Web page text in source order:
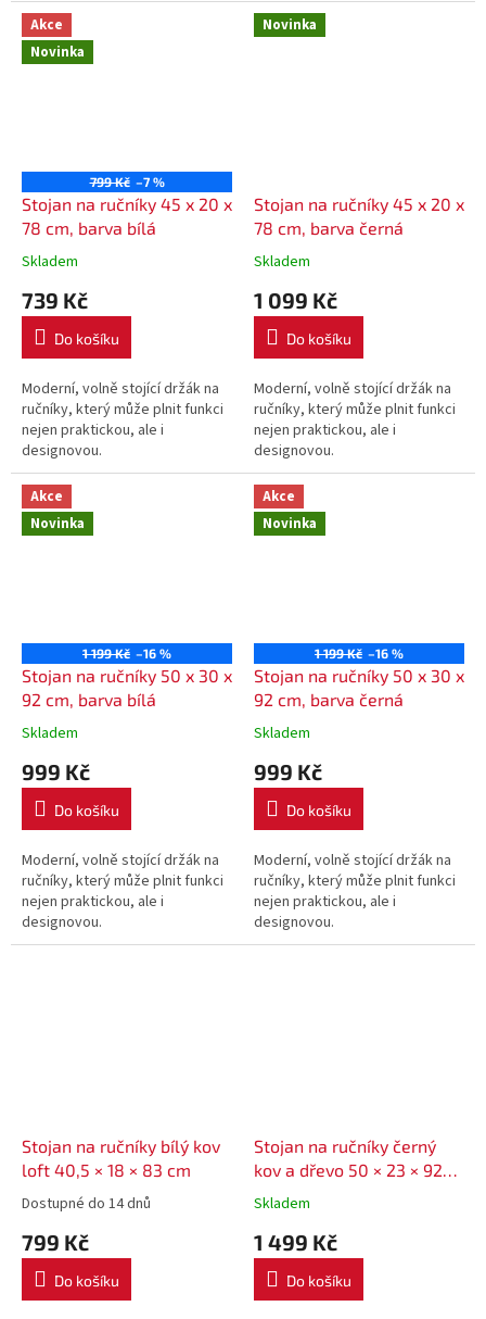
držák WC papíru s poličkou,...
Akce
Novinka
799 Kč –7 %
Stojan na ručníky 45 x 20 x
78 cm, barva bílá
Skladem
739 Kč
Do košíku
Moderní, volně stojící držák na
ručníky, který může plnit funkci
nejen praktickou, ale i
designovou.
Novinka
Stojan na ručníky 45 x 20 x
78 cm, barva černá
Skladem
1 099 Kč
Do košíku
Moderní, volně stojící držák na
ručníky, který může plnit funkci
nejen praktickou, ale i
designovou.
Akce
Novinka
1 199 Kč –16 %
Stojan na ručníky 50 x 30 x
92 cm, barva bílá
Skladem
999 Kč
Do košíku
Moderní, volně stojící držák na
ručníky, který může plnit funkci
nejen praktickou, ale i
designovou.
Akce
Novinka
1 199 Kč –16 %
Stojan na ručníky 50 x 30 x
92 cm, barva černá
Skladem
999 Kč
Do košíku
Moderní, volně stojící držák na
ručníky, který může plnit funkci
nejen praktickou, ale i
designovou.
Stojan na ručníky bílý kov
loft 40,5 × 18 × 83 cm
Dostupné do 14 dnů
799 Kč
Do košíku
Stojan na ručníky černý
kov a dřevo 50 × 23 × 92
cm
Skladem
1 499 Kč
Do košíku